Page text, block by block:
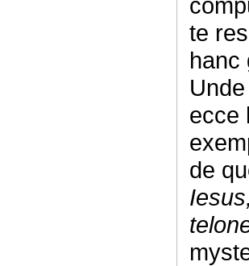
te
hanc
ecce
de